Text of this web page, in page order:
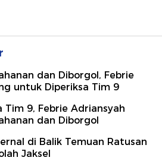
dan Diborgol, Febrie
untuk Diperiksa Tim 9
Tim 9, Febrie Adriansyah
dan Diborgol
di Balik Temuan Ratusan
Jaksel